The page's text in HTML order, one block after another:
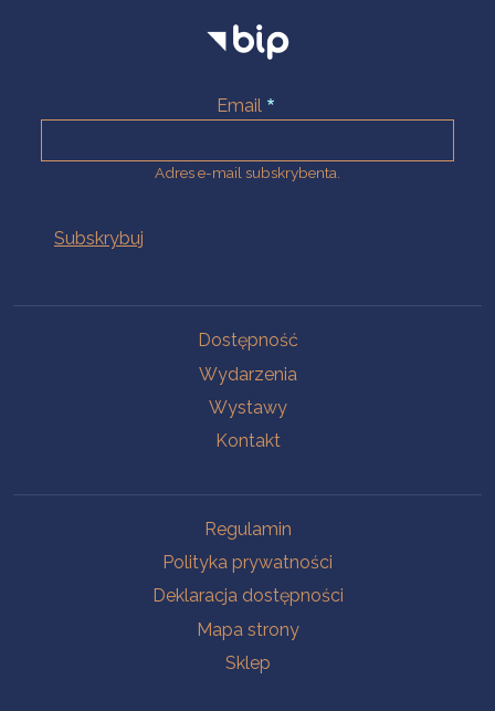
Email
Adres e-mail subskrybenta.
Dostępność
Wydarzenia
Wystawy
Kontakt
Regulamin
Polityka prywatności
Deklaracja dostępności
Mapa strony
Sklep